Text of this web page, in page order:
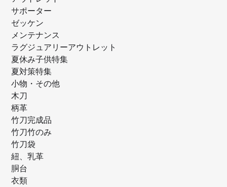
サポーター
ゼッケン
メンテナンス
ラグジュアリーアウトレット
夏休み子供特集
夏対策特集
小物・その他
木刀
柄革
竹刀完成品
竹刀竹のみ
竹刀袋
紐、乳革
胴台
衣類